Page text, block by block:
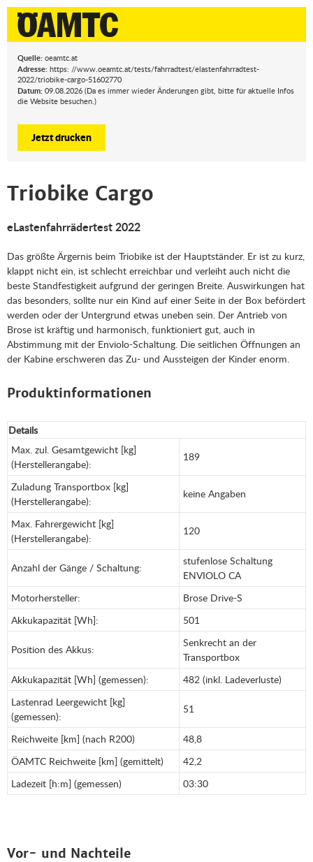
Quelle: oeamtc.at
Adresse: https: //www.oeamtc.at/tests/fahrradtest/elastenfahrradtest-
2022/triobike-cargo-51602770
Datum: 09.08.2026 (Da es immer wieder Änderungen gibt, bitte für aktuelle Infos
die Website besuchen.)
Jetzt drucken
Triobike Cargo
eLastenfahrrädertest 2022
Das größte Ärgernis beim Triobike ist der Hauptständer. Er ist zu kurz,
klappt nicht ein, ist schlecht erreichbar und verleiht auch nicht die
beste Standfestigkeit aufgrund der geringen Breite. Auswirkungen hat
das besonders, sollte nur ein Kind auf einer Seite in der Box befördert
werden oder der Untergrund etwas uneben sein. Der Antrieb von
Brose ist kräftig und harmonisch, funktioniert gut, auch in
Abstimmung mit der Enviolo-Schaltung. Die seitlichen Öffnungen an
der Kabine erschweren das Zu- und Aussteigen der Kinder enorm.
Produktinformationen
Details
Max. zul. Gesamtgewicht [kg]
(Herstellerangabe):
189
Zuladung Transportbox [kg]
(Herstellerangabe):
keine Angaben
Max. Fahrergewicht [kg]
(Herstellerangabe):
120
Anzahl der Gänge / Schaltung:
stufenlose Schaltung
ENVIOLO CA
Motorhersteller:
Brose Drive-S
Akkukapazität [Wh]:
501
Position des Akkus:
Senkrecht an der
Transportbox
Akkukapazität [Wh] (gemessen):
482 (inkl. Ladeverluste)
Lastenrad Leergewicht [kg]
(gemessen):
51
Reichweite [km] (nach R200)
48,8
ÖAMTC Reichweite [km] (gemittelt)
42,2
Ladezeit [h:m] (gemessen)
03:30
Vor- und Nachteile